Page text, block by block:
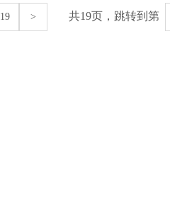
19 > 共19页，跳转到第